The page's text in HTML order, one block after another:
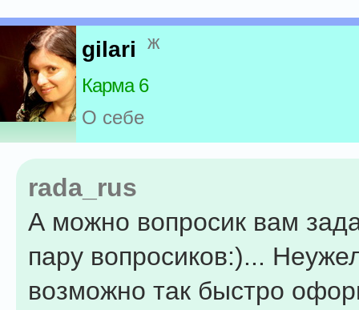
gilari ж
Карма 6
О себе
rada_rus
А можно вопросик вам
пару вопросиков:)...
возможно так быстро